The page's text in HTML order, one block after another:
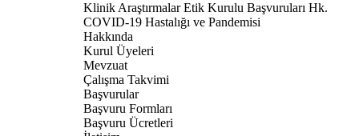
Klinik Araştırmalar Etik Kurulu Başvuruları Hk.
COVID-19 Hastalığı ve Pandemisi
Hakkında
Kurul Üyeleri
Mevzuat
Çalışma Takvimi
Başvurular
Başvuru Formları
Başvuru Ücretleri